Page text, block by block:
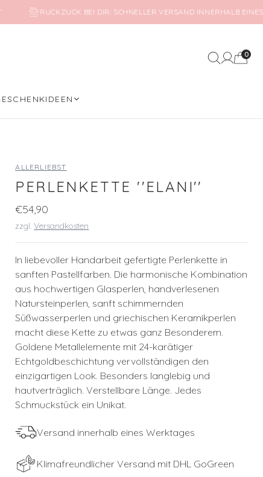
RUCKZUCK BEI DIR: SCHNELLER VERSAND INNERHALB EINES
0
ALLERLIEBST
PERLENKETTE ''ELANI''
€54,90
zzgl.Versandkosten
In liebevoller Handarbeit gefertigte Perlenkette in
sanften Pastellfarben. Die harmonische Kombination
aus hochwertigen Glasperlen, handverlesenen
Natursteinperlen, sanft schimmernden
Süßwasserperlen und griechischen Keramikperlen
macht diese Kette zu etwas ganz Besonderem.
Goldene Metallelemente mit 24-karätiger
Echtgoldbeschichtung vervollständigen den
einzigartigen Look. Besonders langlebig und
hautverträglich. Verstellbare Länge. Jedes
Schmuckstück ein Unikat.
Versand innerhalb eines Werktages
Klimafreundlicher Versand mit DHL GoGreen